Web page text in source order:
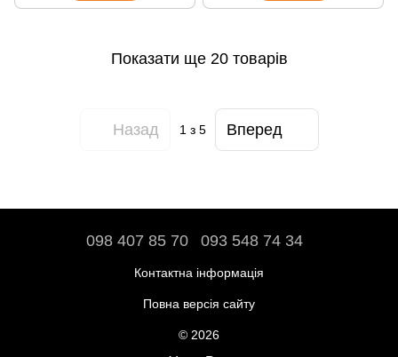
Показати ще 20 товарів
Назад 1з 5 Вперед
098 407 85 70 093 548 74 34
Контактна інформація
Повна версія сайту
© 2026